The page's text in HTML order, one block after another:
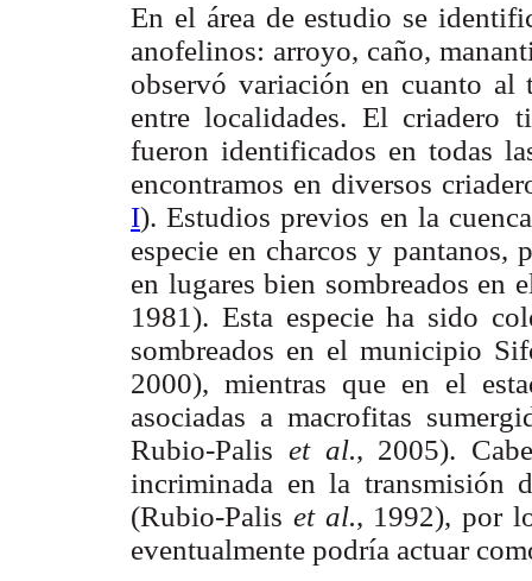
En el área de estudio se
anofelinos: arroyo, caño,
observó variación en cuanto al
entre localidades. El
fueron identificados en todas
encontramos en diversos
I). Estudios previos en la
especie en charcos y pantanos,
en lugares bien sombreados
1981). Esta especie ha sido
sombreados en el municipio
2000), mientras que en el
asociadas a macrofitas
Rubio-Palis et al., 2005).
incriminada en la transmisión
(Rubio-Palis et al., 1992), por
eventualmente podría actuar